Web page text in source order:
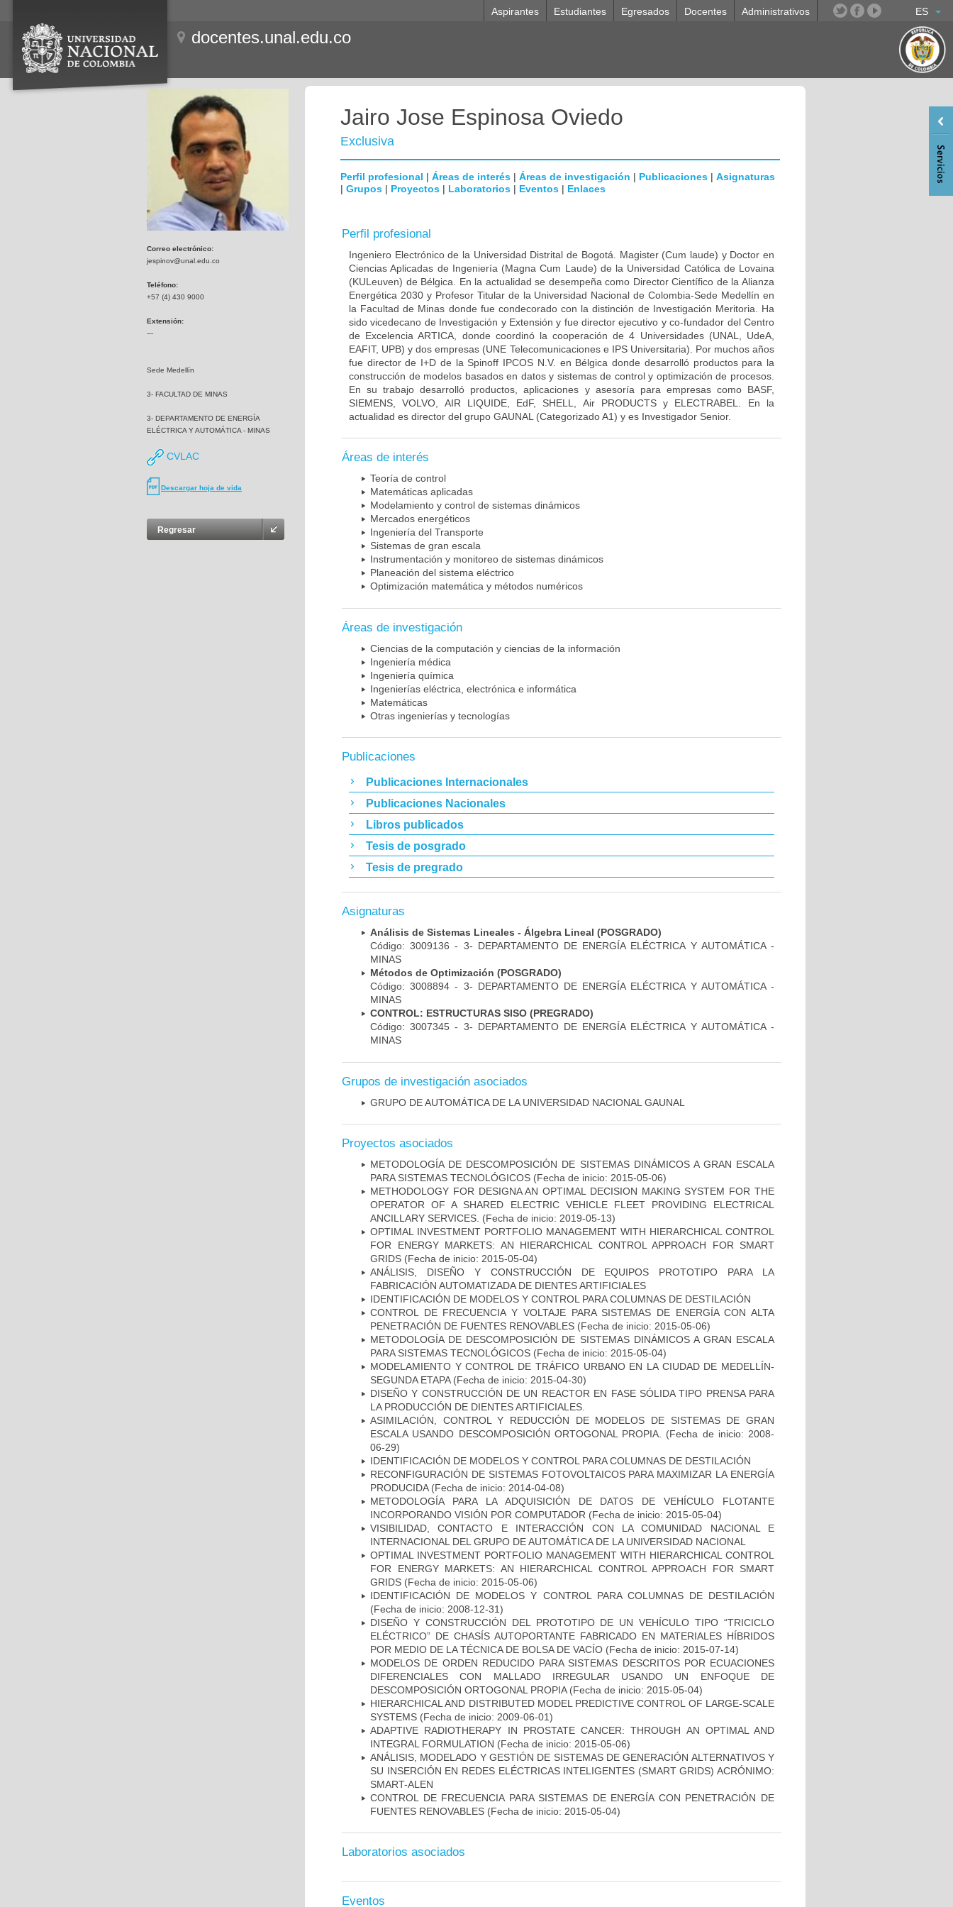
ES
Aspirantes Estudiantes Egresados Docentes Administrativos
docentes.unal.edu.co
Correo electrónico:
jespinov@unal.edu.co
Teléfono:
+57 (4) 430 9000
Extensión:
---
Sede Medellín
3- FACULTAD DE MINAS
3- DEPARTAMENTO DE ENERGÍA
ELÉCTRICA Y AUTOMÁTICA - MINAS
CVLAC
Descargar hoja de vida
Regresar
Jairo Jose Espinosa Oviedo
Exclusiva
Perfil profesional | Áreas de interés | Áreas de investigación | Publicaciones | Asignaturas
| Grupos | Proyectos | Laboratorios | Eventos | Enlaces
Perfil profesional
Ingeniero Electrónico de la Universidad Distrital de Bogotá. Magister (Cum laude) y Doctor en
Ciencias Aplicadas de Ingeniería (Magna Cum Laude) de la Universidad Católica de Lovaina
(KULeuven) de Bélgica. En la actualidad se desempeña como Director Científico de la Alianza
Energética 2030 y Profesor Titular de la Universidad Nacional de Colombia-Sede Medellín en
la Facultad de Minas donde fue condecorado con la distinción de Investigación Meritoria. Ha
sido vicedecano de Investigación y Extensión y fue director ejecutivo y co-fundador del Centro
de Excelencia ARTICA, donde coordinó la cooperación de 4 Universidades (UNAL, UdeA,
EAFIT, UPB) y dos empresas (UNE Telecomunicaciones e IPS Universitaria). Por muchos años
fue director de I+D de la Spinoff IPCOS N.V. en Bélgica donde desarrolló productos para la
construcción de modelos basados en datos y sistemas de control y optimización de procesos.
En su trabajo desarrolló productos, aplicaciones y asesoría para empresas como BASF,
SIEMENS, VOLVO, AIR LIQUIDE, EdF, SHELL, Air PRODUCTS y ELECTRABEL. En la
actualidad es director del grupo GAUNAL (Categorizado A1) y es Investigador Senior.
Áreas de interés
Teoría de control
Matemáticas aplicadas
Modelamiento y control de sistemas dinámicos
Mercados energéticos
Ingeniería del Transporte
Sistemas de gran escala
Instrumentación y monitoreo de sistemas dinámicos
Planeación del sistema eléctrico
Optimización matemática y métodos numéricos
Áreas de investigación
Ciencias de la computación y ciencias de la información
Ingeniería médica
Ingeniería química
Ingenierías eléctrica, electrónica e informática
Matemáticas
Otras ingenierías y tecnologías
Publicaciones
Publicaciones Internacionales
Publicaciones Nacionales
Libros publicados
Tesis de posgrado
Tesis de pregrado
Asignaturas
Análisis de Sistemas Lineales - Álgebra Lineal (POSGRADO)
Código: 3009136 - 3- DEPARTAMENTO DE ENERGÍA ELÉCTRICA Y AUTOMÁTICA -
MINAS
Métodos de Optimización (POSGRADO)
Código: 3008894 - 3- DEPARTAMENTO DE ENERGÍA ELÉCTRICA Y AUTOMÁTICA -
MINAS
CONTROL: ESTRUCTURAS SISO (PREGRADO)
Código: 3007345 - 3- DEPARTAMENTO DE ENERGÍA ELÉCTRICA Y AUTOMÁTICA -
MINAS
Grupos de investigación asociados
GRUPO DE AUTOMÁTICA DE LA UNIVERSIDAD NACIONAL GAUNAL
Proyectos asociados
METODOLOGÍA DE DESCOMPOSICIÓN DE SISTEMAS DINÁMICOS A GRAN ESCALA
PARA SISTEMAS TECNOLÓGICOS (Fecha de inicio: 2015-05-06)
METHODOLOGY FOR DESIGNA AN OPTIMAL DECISION MAKING SYSTEM FOR THE
OPERATOR OF A SHARED ELECTRIC VEHICLE FLEET PROVIDING ELECTRICAL
ANCILLARY SERVICES. (Fecha de inicio: 2019-05-13)
OPTIMAL INVESTMENT PORTFOLIO MANAGEMENT WITH HIERARCHICAL CONTROL
FOR ENERGY MARKETS: AN HIERARCHICAL CONTROL APPROACH FOR SMART
GRIDS (Fecha de inicio: 2015-05-04)
ANÁLISIS, DISEÑO Y CONSTRUCCIÓN DE EQUIPOS PROTOTIPO PARA LA
FABRICACIÓN AUTOMATIZADA DE DIENTES ARTIFICIALES
IDENTIFICACIÓN DE MODELOS Y CONTROL PARA COLUMNAS DE DESTILACIÓN
CONTROL DE FRECUENCIA Y VOLTAJE PARA SISTEMAS DE ENERGÍA CON ALTA
PENETRACIÓN DE FUENTES RENOVABLES (Fecha de inicio: 2015-05-06)
METODOLOGÍA DE DESCOMPOSICIÓN DE SISTEMAS DINÁMICOS A GRAN ESCALA
PARA SISTEMAS TECNOLÓGICOS (Fecha de inicio: 2015-05-04)
MODELAMIENTO Y CONTROL DE TRÁFICO URBANO EN LA CIUDAD DE MEDELLÍN-
SEGUNDA ETAPA(Fecha de inicio: 2015-04-30)
DISEÑO Y CONSTRUCCIÓN DE UN REACTOR EN FASE SÓLIDA TIPO PRENSA PARA
LA PRODUCCIÓN DE DIENTES ARTIFICIALES.
ASIMILACIÓN, CONTROL Y REDUCCIÓN DE MODELOS DE SISTEMAS DE GRAN
ESCALA USANDO DESCOMPOSICIÓN ORTOGONAL PROPIA.
(Fecha de inicio: 2008-
06-29)
IDENTIFICACIÓN DE MODELOS Y CONTROL PARA COLUMNAS DE DESTILACIÓN
RECONFIGURACIÓN DE SISTEMAS FOTOVOLTAICOS PARA MAXIMIZAR LA ENERGÍA
PRODUCIDA(Fecha de inicio: 2014-04-08)
METODOLOGÍA PARA LA ADQUISICIÓN DE DATOS DE VEHÍCULO FLOTANTE
INCORPORANDO VISIÓN POR COMPUTADOR (Fecha de inicio: 2015-05-04)
VISIBILIDAD, CONTACTO E INTERACCIÓN CON LA COMUNIDAD NACIONAL E
INTERNACIONAL DEL GRUPO DE AUTOMÁTICA DE LA UNIVERSIDAD NACIONAL
OPTIMAL INVESTMENT PORTFOLIO MANAGEMENT WITH HIERARCHICAL CONTROL
FOR ENERGY MARKETS: AN HIERARCHICAL CONTROL APPROACH FOR SMART
GRIDS (Fecha de inicio: 2015-05-06)
IDENTIFICACIÓN DE MODELOS Y CONTROL PARA COLUMNAS DE DESTILACIÓN
(Fecha de inicio: 2008-12-31)
DISEÑO Y CONSTRUCCIÓN DEL PROTOTIPO DE UN VEHÍCULO TIPO “TRICICLO
ELÉCTRICO” DE CHASÍS AUTOPORTANTE FABRICADO EN MATERIALES HÍBRIDOS
POR MEDIO DE LA TÉCNICA DE BOLSA DE VACÍO (Fecha de inicio: 2015-07-14)
MODELOS DE ORDEN REDUCIDO PARA SISTEMAS DESCRITOS POR ECUACIONES
DIFERENCIALES CON MALLADO IRREGULAR USANDO UN ENFOQUE DE
DESCOMPOSICIÓN ORTOGONAL PROPIA(Fecha de inicio: 2015-05-04)
HIERARCHICAL AND DISTRIBUTED MODEL PREDICTIVE CONTROL OF LARGE-SCALE
SYSTEMS (Fecha de inicio: 2009-06-01)
ADAPTIVE RADIOTHERAPY IN PROSTATE CANCER: THROUGH AN OPTIMAL AND
INTEGRAL FORMULATION (Fecha de inicio: 2015-05-06)
ANÁLISIS, MODELADO Y GESTIÓN DE SISTEMAS DE GENERACIÓN ALTERNATIVOS Y
SU INSERCIÓN EN REDES ELÉCTRICAS INTELIGENTES (SMART GRIDS) ACRÓNIMO:
SMART-ALEN
CONTROL DE FRECUENCIA PARA SISTEMAS DE ENERGÍA CON PENETRACIÓN DE
FUENTES RENOVABLES (Fecha de inicio: 2015-05-04)
Laboratorios asociados
Eventos